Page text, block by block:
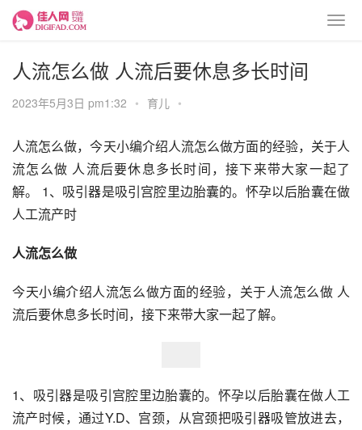
人流怎么做 人流后要休息多长时间
2023年5月3日 pm1:32 • 育儿 •
人流怎么做，今天小编介绍人流怎么做方面的经验，关于人
流怎么做 人流后要休息多长时间，接下来带大家一起了
解。 1、吸引器是吸引宫腔里边胎囊的。怀孕以后胎囊在做
人工流产时
人流怎么做
今天小编介绍人流怎么做方面的经验，关于人流怎么做 人
流后要休息多长时间，接下来带大家一起了解。
1、吸引器是吸引宫腔里边胎囊的。怀孕以后胎囊在做人工
流产时候，通过Y.D、宫颈，从宫颈把吸引器吸管放进去，